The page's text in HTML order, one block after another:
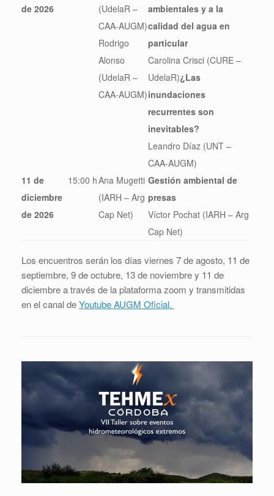
de 2026
(UdelaR –
CAA-AUGM)
Rodrigo
Alonso
(UdelaR –
CAA-AUGM)
ambientales y a la
calidad del agua en
particular
Carolina Crisci (CURE –
UdelaR)¿Las
inundaciones
recurrentes son
inevitables?
Leandro Díaz (UNT –
CAA-AUGM)
11 de
diciembre
de 2026
15:00 hAna Mugetti
(IARH – Arg
Cap Net)
Gestión ambiental de
presas
Víctor Pochat (IARH – Arg
Cap Net)
Los encuentros serán los días viernes 7 de agosto, 11 de
septiembre, 9 de octubre, 13 de noviembre y 11 de
diciembre a través de la plataforma zoom y transmitidas
en el canal deYoutube AUGM Oficial.